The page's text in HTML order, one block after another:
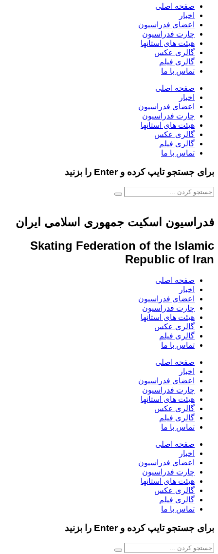
صفحه اصلی
اخبار
اعضای فدراسیون
چارت فدراسیون
هیئت های استانها
گالری عکس
گالری فیلم
تماس با ما
صفحه اصلی
اخبار
اعضای فدراسیون
چارت فدراسیون
هیئت های استانها
گالری عکس
گالری فیلم
تماس با ما
برای جستجو تایپ کرده و Enter را بزنید
فدراسیون اسکیت جمهوری اسلامی ایران
Skating Federation of the Islamic
Republic of Iran
صفحه اصلی
اخبار
اعضای فدراسیون
چارت فدراسیون
هیئت های استانها
گالری عکس
گالری فیلم
تماس با ما
صفحه اصلی
اخبار
اعضای فدراسیون
چارت فدراسیون
هیئت های استانها
گالری عکس
گالری فیلم
تماس با ما
صفحه اصلی
اخبار
اعضای فدراسیون
چارت فدراسیون
هیئت های استانها
گالری عکس
گالری فیلم
تماس با ما
برای جستجو تایپ کرده و Enter را بزنید